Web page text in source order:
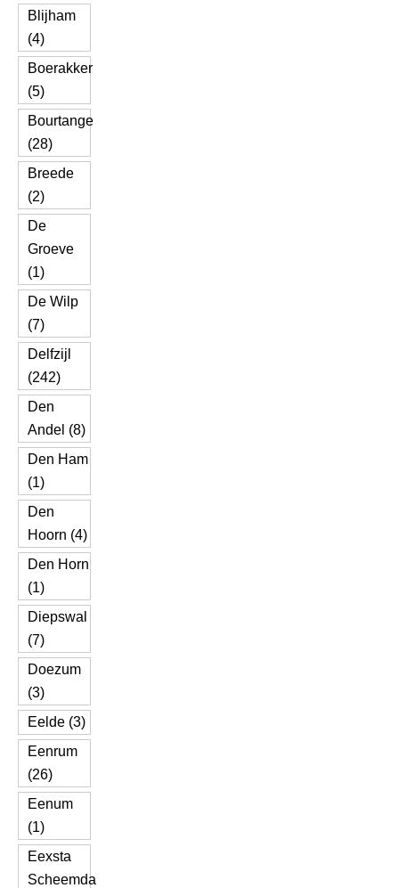
Blijham
(4)
Boerakker
(5)
Bourtange
(28)
Breede
(2)
De
Groeve
(1)
De Wilp
(7)
Delfzijl
(242)
Den
Andel (8)
Den Ham
(1)
Den
Hoorn (4)
Den Horn
(1)
Diepswal
(7)
Doezum
(3)
Eelde (3)
Eenrum
(26)
Eenum
(1)
Eexsta
Scheemda